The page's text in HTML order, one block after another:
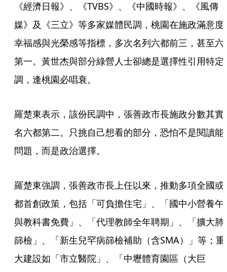
《經濟日報》、《TVBS》、《中國時報》、《風傳
媒》及《三立》等多家媒體民調，桃園在施政滿意度
幸福感與光榮感等指標，多次名列六都前三，甚至六
第一。黃世杰與部分綠營人士卻總是選擇性引用特定
調，逢桃園必唱衰。
羅楚東表示，該份民調中，張善政市長施政分數其實
名六都第二。只挑自己想看的部分，恐怕不是閱讀能
問題，而是政治選擇。
羅楚東強調，張善政市長上任以來，推動多項全國或
都首創政策，包括「可負擔住宅」、「國中小營養午
與教科書免費」、「代理教師全年聘期」、「擴大肺
篩檢」、「新生兒罕病篩檢補助（含SMA）」等；重
大建設如「市立醫院」、「中壢體育園區（大巨